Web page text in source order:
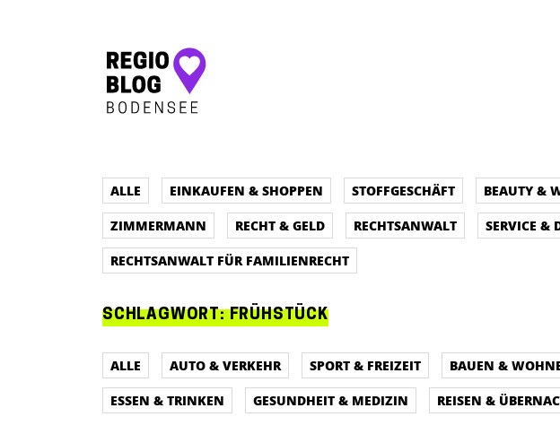
Hauptnavigation
ALLE EINKAUFEN & SHOPPEN STOFFGESCHÄFT BEAUTY &
ZIMMERMANN
RECHT & GELD RECHTSANWALT SERVICE &
RECHTSANWALT FÜR FAMILIENRECHT
SCHLAGWORT:FRÜHSTÜCK
ALLE AUTO & VERKEHR SPORT & FREIZEIT BAUEN &
ESSEN & TRINKEN
GESUNDHEIT & MEDIZIN REISEN &